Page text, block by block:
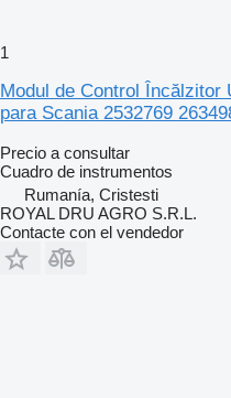
1
Modul de Control Încălzitor
para Scania 2532769
Precio a consultar
Cuadro de instrumentos
Rumanía, Cristesti
ROYAL DRU AGRO S.R.L.
Contacte con el vendedor